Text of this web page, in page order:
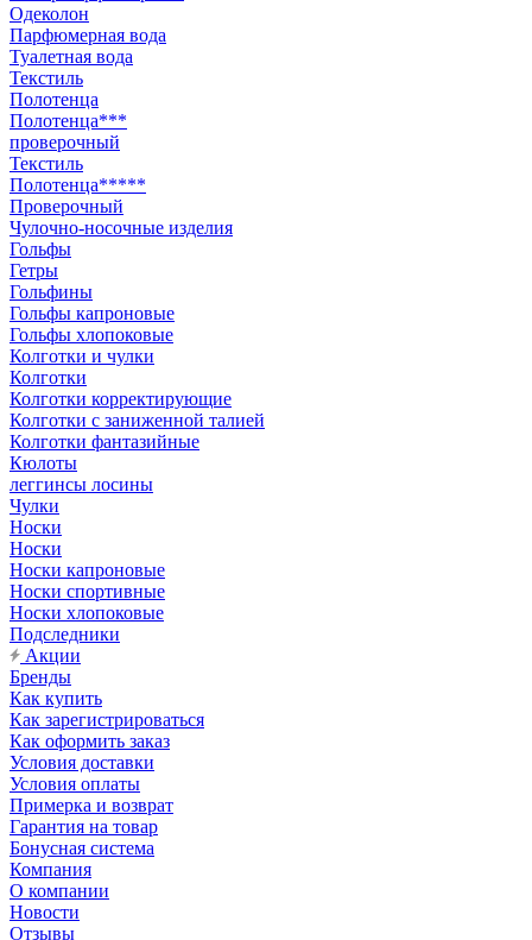
Одеколон
Парфюмерная вода
Туалетная вода
Текстиль
Полотенца
Полотенца***
проверочный
Текстиль
Полотенца*****
Проверочный
Чулочно-носочные изделия
Гольфы
Гетры
Гольфины
Гольфы капроновые
Гольфы хлопоковые
Колготки и чулки
Колготки
Колготки корректирующие
Колготки с заниженной талией
Колготки фантазийные
Кюлоты
леггинсы лосины
Чулки
Носки
Носки
Носки капроновые
Носки спортивные
Носки хлопоковые
Подследники
Акции
Бренды
Как купить
Как зарегистрироваться
Как оформить заказ
Условия доставки
Условия оплаты
Примерка и возврат
Гарантия на товар
Бонусная система
Компания
О компании
Новости
Отзывы